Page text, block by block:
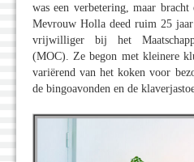
was een verbetering, maar
Mevrouw Holla deed ruim 25
vrijwilliger bij het
(MOC). Ze begon met kleinere
variërend van het koken voor
de bingoavonden en de